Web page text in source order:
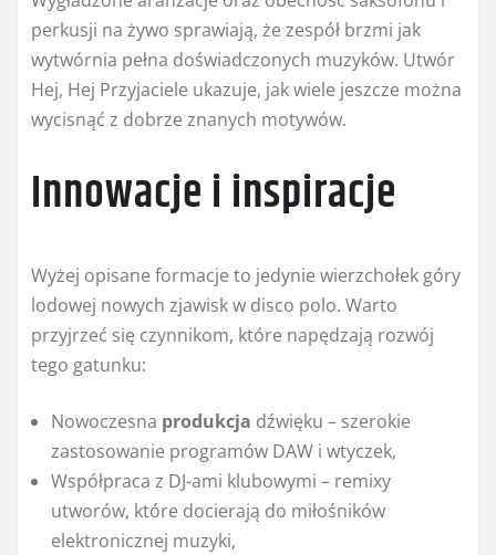
perkusji na żywo sprawiają, że zespół brzmi jak
wytwórnia pełna doświadczonych muzyków. Utwór
Hej, Hej Przyjaciele ukazuje, jak wiele jeszcze można
wycisnąć z dobrze znanych motywów.
Innowacje i inspiracje
Wyżej opisane formacje to jedynie wierzchołek góry
lodowej nowych zjawisk w disco polo. Warto
przyjrzeć się czynnikom, które napędzają rozwój
tego gatunku:
Nowoczesna produkcja dźwięku – szerokie
zastosowanie programów DAW i wtyczek,
Współpraca z DJ-ami klubowymi – remixy
utworów, które docierają do miłośników
elektronicznej muzyki,